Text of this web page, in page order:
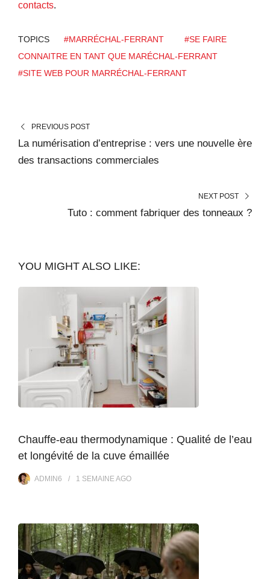
contacts.
TOPICS #MARRÉCHAL-FERRANT
#SE FAIRE
CONNAITRE EN TANT QUE MARÉCHAL-FERRANT
#SITE WEB POUR MARRÉCHAL-FERRANT
PREVIOUS POST
La numérisation d’entreprise : vers une nouvelle ère
des transactions commerciales
NEXT POST
Tuto : comment fabriquer des tonneaux ?
YOU MIGHT ALSO LIKE:
Chauffe-eau thermodynamique : Qualité de l’eau
et longévité de la cuve émaillée
ADMIN6 1 SEMAINE AGO